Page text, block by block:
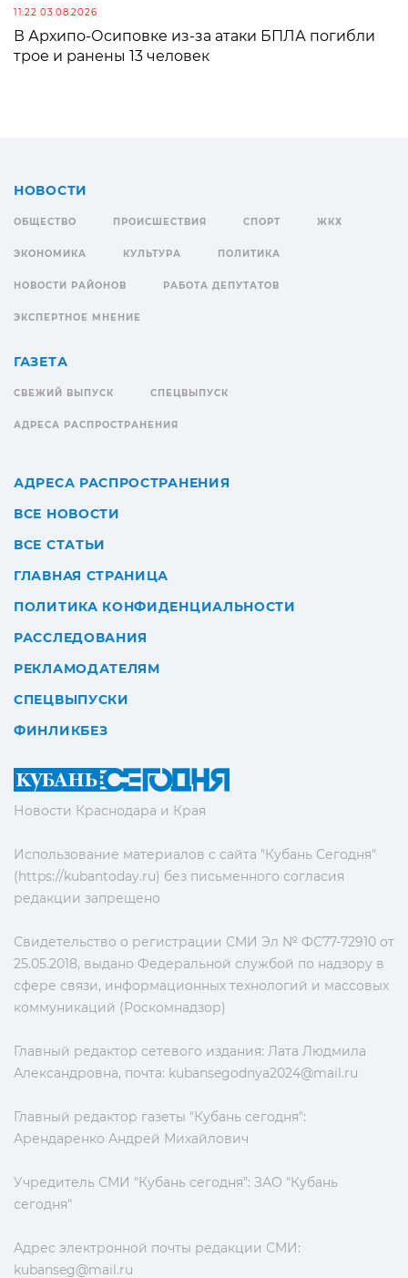
11:22 03.08.2026
В Архипо-Осиповке из-за атаки БПЛА погибли
трое и ранены 13 человек
Новости Краснодара и Края
Использование материалов с сайта "Кубань Сегодня"
(https://kubantoday.ru) без письменного согласия
редакции запрещено
Свидетельство о регистрации СМИ Эл № ФС77-72910 от
25.05.2018, выдано Федеральной службой по надзору в
сфере связи, информационных технологий и массовых
коммуникаций (Роскомнадзор)
Главный редактор сетевого издания: Лата Людмила
Александровна, почта: kubansegodnya2024@mail.ru
Главный редактор газеты "Кубань сегодня":
Арендаренко Андрей Михайлович
Учредитель СМИ "Кубань сегодня": ЗАО "Кубань
сегодня"
Адрес электронной почты редакции СМИ:
kubanseg@mail.ru
НОВОСТИ
ОБЩЕСТВО ПРОИСШЕСТВИЯ СПОРТ ЖКХ
ЭКОНОМИКА КУЛЬТУРА ПОЛИТИКА
НОВОСТИ РАЙОНОВ РАБОТА ДЕПУТАТОВ
ЭКСПЕРТНОЕ МНЕНИЕ
ГАЗЕТА
СВЕЖИЙ ВЫПУСК СПЕЦВЫПУСК
АДРЕСА РАСПРОСТРАНЕНИЯ
АДРЕСА РАСПРОСТРАНЕНИЯ
ВСЕ НОВОСТИ
ВСЕ СТАТЬИ
ГЛАВНАЯ СТРАНИЦА
ПОЛИТИКА КОНФИДЕНЦИАЛЬНОСТИ
РАССЛЕДОВАНИЯ
РЕКЛАМОДАТЕЛЯМ
СПЕЦВЫПУСКИ
ФИНЛИКБЕЗ